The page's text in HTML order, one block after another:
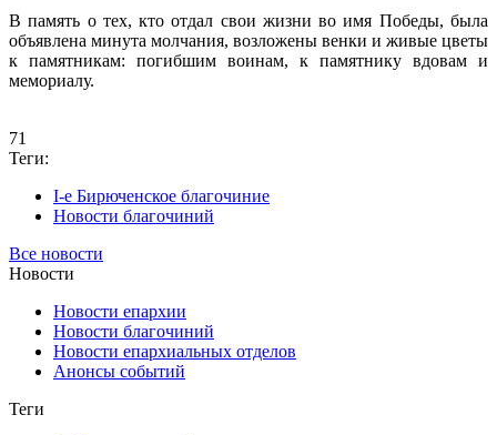
В память о тех, кто отдал свои жизни во имя Победы, была
объявлена минута молчания, возложены венки и живые цветы
к памятникам: погибшим воинам, к памятнику вдовам и
мемориалу.
71
Теги:
I-е Бирюченское благочиние
Новости благочиний
Все новости
Новости
Новости епархии
Новости благочиний
Новости епархиальных отделов
Анонсы событий
Теги